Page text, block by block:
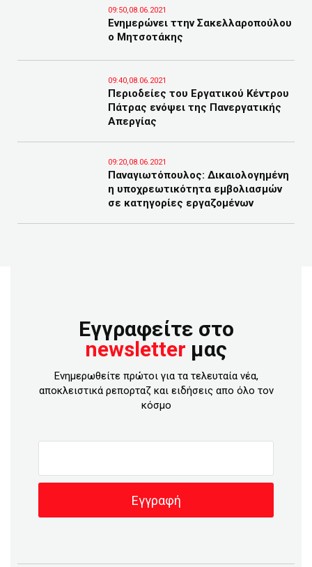
09:50,08.06.2021
Ενημερώνει ττην Σακελλαροπούλου
ο Μητσοτάκης
09:40,08.06.2021
Περιοδείες του Εργατικού Κέντρου
Πάτρας ενόψει της Πανεργατικής
Απεργίας
09:20,08.06.2021
Παναγιωτόπουλος: Δικαιολογημένη
η υποχρεωτικότητα εμβολιασμών
σε κατηγορίες εργαζομένων
Εγγραφείτε στο
newsletter μας
Ενημερωθείτε πρώτοι για τα τελευταία νέα,
αποκλειστικά ρεπορταζ και ειδήσεις απο όλο τον
κόσμο